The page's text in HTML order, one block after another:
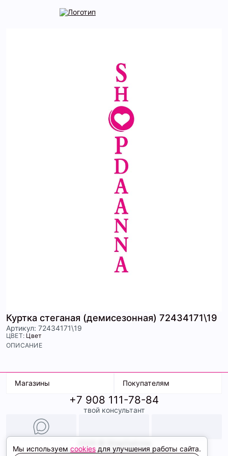
Куртка стеганая (демисезонная) 72434171\19
Артикул: 72434171\19
ЦВЕТ: Цвет
ОПИСАНИЕ
Магазины
ТК Терминал
ТРК Континент
Покупателям
Доставка
Условия оплаты
Образы
+7 908 111-78-84
твой консультант
Политика конфиденциальности
Мы используем cookies для улучшения работы сайта.